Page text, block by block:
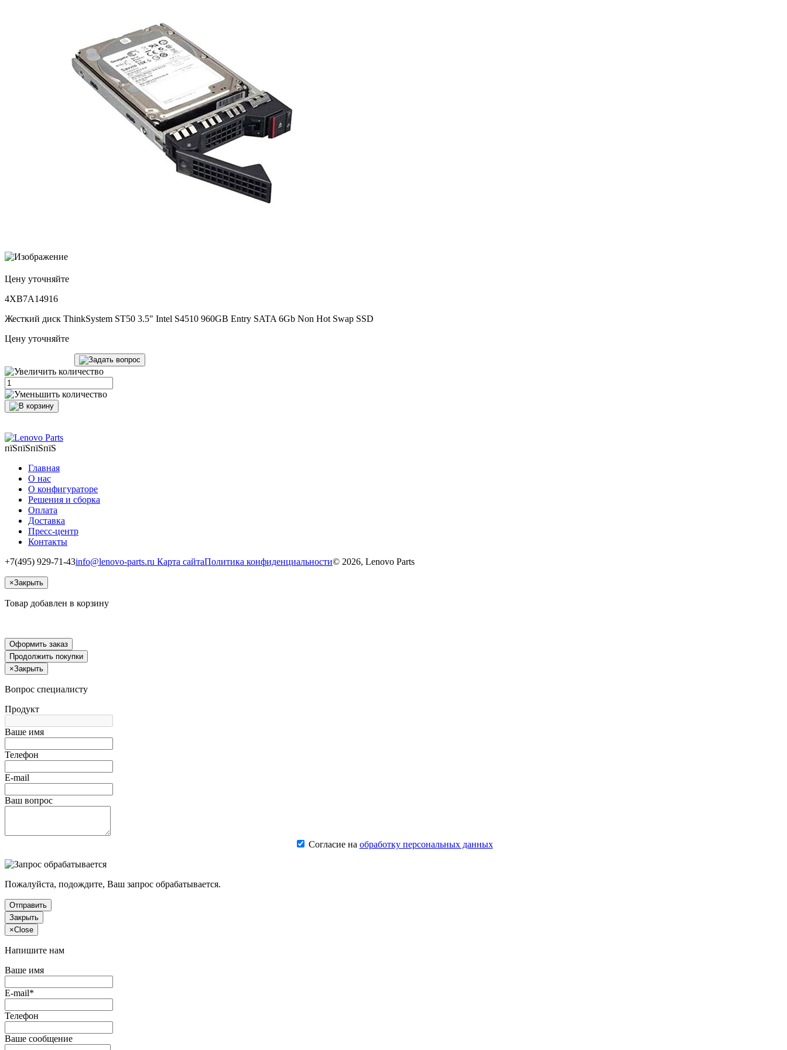
Цену уточняйте
4XB7A14916
Жесткий диск ThinkSystem ST50 3.5" Intel S4510 960GB Entry SATA 6Gb Non Hot Swap SSD
Цену уточняйте
пїЅпїЅпїЅпїЅ
Главная
О нас
О конфигураторе
Решения и сборка
Оплата
Доставка
Пресс-центр
Контакты
+7(495) 929-71-43info@lenovo-parts.ru Карта сайтаПолитика конфиденциальности© 2026, Lenovo Parts
×Закрыть
Товар добавлен в корзину
Оформить заказ
Продолжить покупки
×Закрыть
Вопрос специалисту
Продукт
Ваше имя
Телефон
E-mail
Ваш вопрос
Согласие на обработку персональных данных
Пожалуйста, подождите, Ваш запрос обрабатывается.
Отправить
Закрыть
×Close
Напишите нам
Ваше имя
E-mail*
Телефон
Ваше сообщение